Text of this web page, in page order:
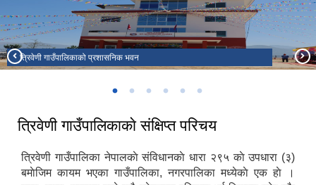
त्रिवेणी गाउँपालिकाको प्रशासनिक भवन
दहबाङ्ग पर्यटकीय क्षेत्र
छैटौँ गाउँसभाको झलकहरु
राजकाेट धार्मिक मन्दिर वडा नं.७
त्रिवेणी गाउँपालिका वडा नं. ६ मा रहेको नाईट भिजन सहितको हेलिप्याड
त्रिवेणी गाउँपालिकाकाे संक्षिप्त परिचय
त्रिवेणी गाउँपालिका नेपालकाे संविधानकाे धारा २९५ काे उपधारा (३)
बमाेजिम कायम भएका गाउँपालिका, नगरपालिका मध्येकाे एक हाे ।